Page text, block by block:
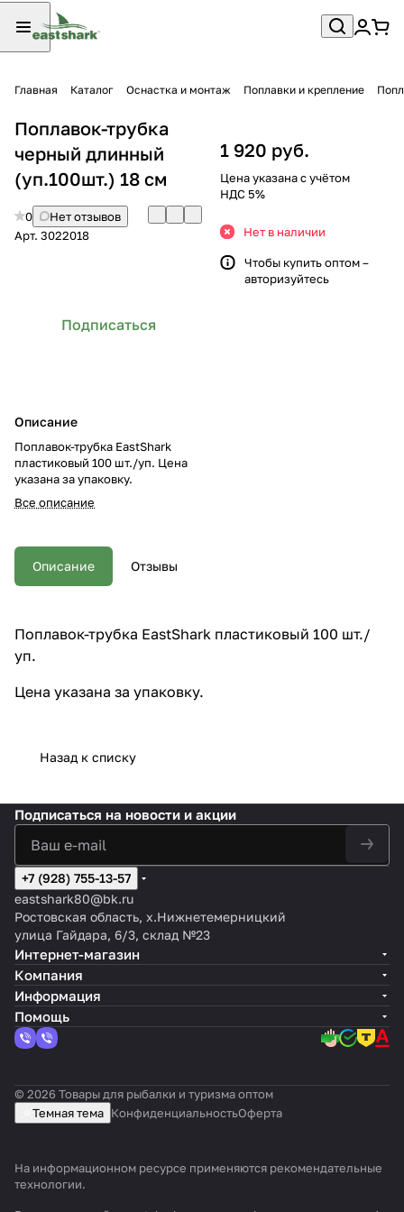
Главная Каталог Оснастка и монтаж Поплавки и крепление
Поплавок-трубка
черный длинный
(уп.100шт.) 18 см
0
Нет отзывов
Арт. 3022018
Подписаться
Описание
Поплавок-трубка EastShark
пластиковый 100 шт./уп. Цена
указана за упаковку.
Все описание
1 920 руб.
Цена указана с учётом
НДС 5%
Нет в наличии
Чтобы купить оптом –
авторизуйтесь
Описание Отзывы
Поплавок-трубка EastShark пластиковый 100 шт./
уп.
Цена указана за упаковку.
Назад к списку
Подписаться на новости и акции
+7 (928) 755-13-57
eastshark80@bk.ru
Ростовская область, х.Нижнетемерницкий
улица Гайдара, 6/3, склад №23
Интернет-магазин
Компания
Информация
Помощь
© 2026 Товары для рыбалки и туризма оптом
Темная тема КонфиденциальностьОферта
На информационном ресурсе применяются рекомендательные
технологии.